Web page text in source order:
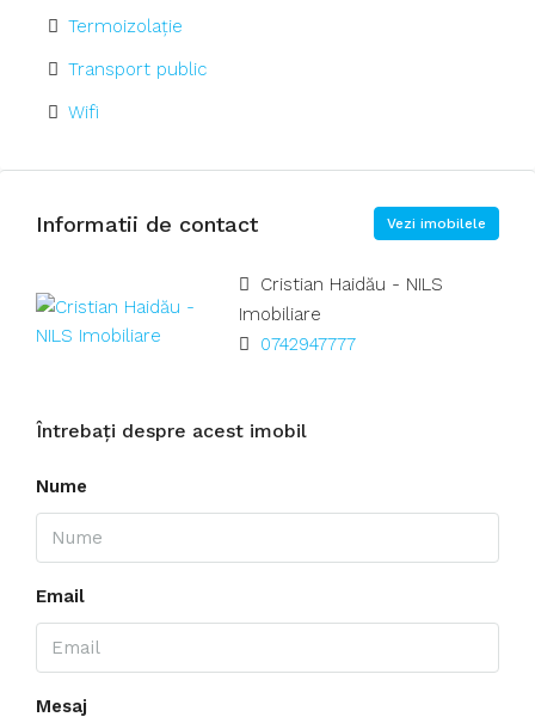
Termoizolație
Transport public
Wifi
Informatii de contact Vezi imobilele
Cristian Haidău - NILS
Imobiliare
0742947777
Întrebați despre acest imobil
Nume
Email
Mesaj